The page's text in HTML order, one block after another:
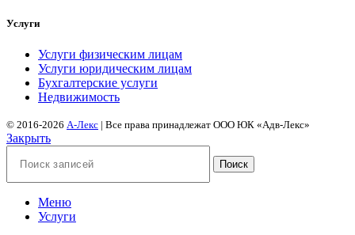
Услуги
Услуги физическим лицам
Услуги юридическим лицам
Бухгалтерские услуги
Недвижимость
© 2016-2026 А-Лекс | Все права принадлежат ООО ЮК «Адв-Лекс»
Закрыть
Поиск
Меню
Услуги